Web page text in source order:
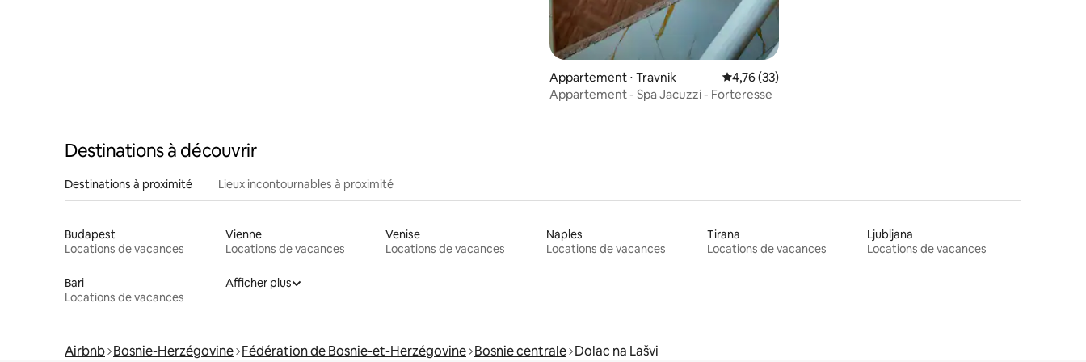
Appartement ⋅ Travnik Évaluation moyenne sur la base de 33 commentaires : 4,76 sur 5
4,76 (33)
Appartement - Spa Jacuzzi - Forteresse
Destinations à découvrir
Destinations à proximité Lieux incontournables à proximité
Budapest
Locations de vacances
Vienne
Locations de vacances
Venise
Locations de vacances
Naples
Locations de vacances
Tirana
Locations de vacances
Ljubljana
Locations de vacances
Bari
Locations de vacances
Afficher plus
Airbnb Bosnie-Herzégovine Fédération de Bosnie-et-Herzégovine Bosnie centrale Dolac na Lašvi